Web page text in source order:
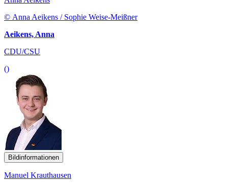
© Anna Aeikens / Sophie Weise-Meißner
Aeikens, Anna
CDU/CSU
()
Bildinformationen
Manuel Krauthausen